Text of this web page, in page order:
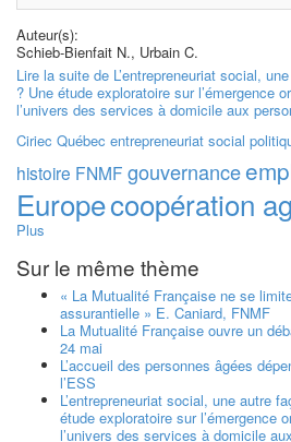
Auteur(s):
Schieb-Bienfait N., Urbain C.
Lire la suite de L’entrepreneuriat social,
? Une étude exploratoire sur l’émergence
l’univers des services à domicile aux
Ciriec Québec entrepreneuriat social
histoire FNMF gouvernance
Europecoopération
Plus
Sur le même thème
« La Mutualité Française ne se
assurantielle » E. Caniard, FNMF
La Mutualité Française ouvre un
24 mai
L’accueil des personnes âgées
l’ESS
L’entrepreneuriat social, une autre
étude exploratoire sur l’émergence
l’univers des services à domicile